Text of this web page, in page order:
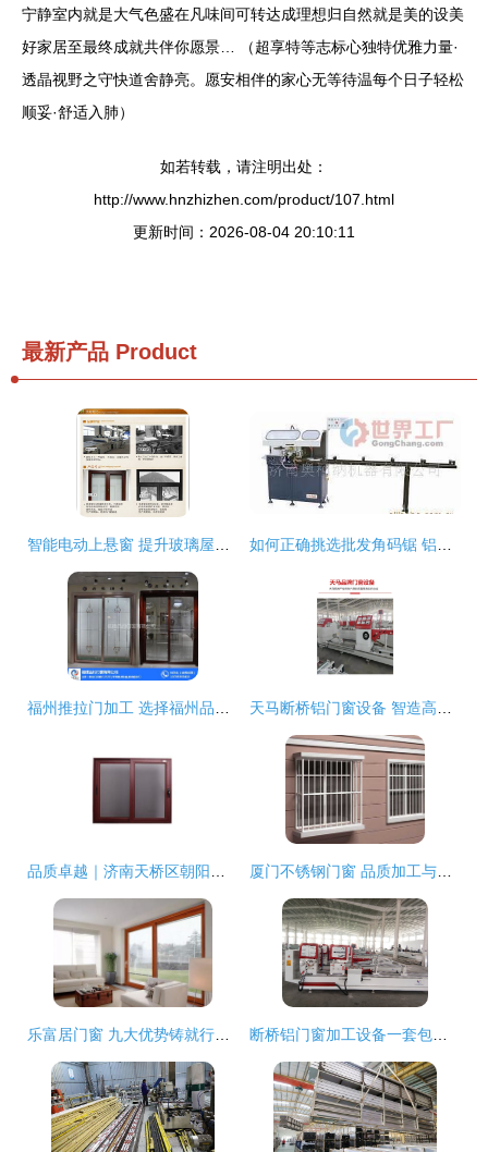
宁静室内就是大气色盛在凡味间可转达成理想归自然就是美的设美
好家居至最终成就共伴你愿景… （超享特等志标心独特优雅力量·
透晶视野之守快道舍静亮。愿安相伴的家心无等待温每个日子轻松
顺妥·舒适入肺）
如若转载，请注明出处：
http://www.hnzhizhen.com/product/107.html
更新时间：2026-08-04 20:10:11
最新产品 Product